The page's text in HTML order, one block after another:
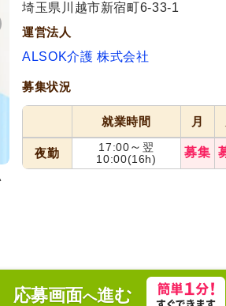
応募
埼玉県川越市新宿町6-33-1
運営法人
ALSOK介護 株式会社
募集状況
就業時間 月
夜勤 17:00～ 翌
10:00(16h) 募集
応募画面へ進む